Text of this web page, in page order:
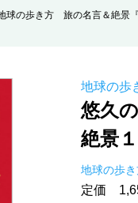
球の歩き方 旅の名言＆絶景
地球の歩
悠久
絶景
地球の歩き
定価